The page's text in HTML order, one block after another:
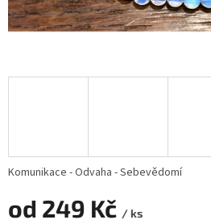
od 249 Kč / ks
Komunikace - Odvaha - Sebevědomí